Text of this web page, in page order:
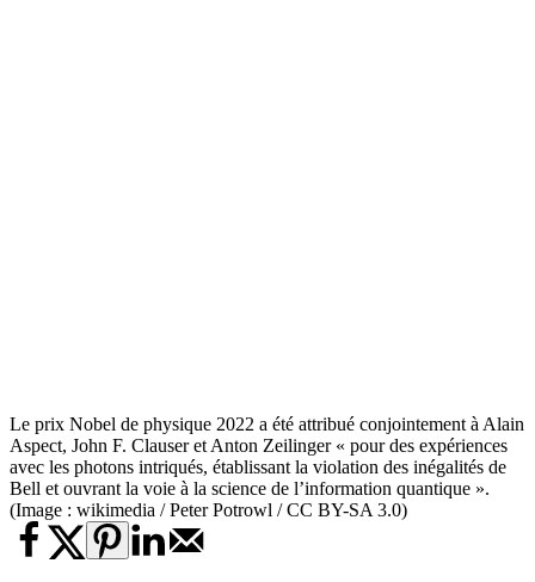
Le prix Nobel de physique 2022 a été attribué conjointement à Alain
Aspect, John F. Clauser et Anton Zeilinger « pour des expériences
avec les photons intriqués, établissant la violation des inégalités de
Bell et ouvrant la voie à la science de l’information quantique ».
(Image : wikimedia / Peter Potrowl / CC BY-SA 3.0)